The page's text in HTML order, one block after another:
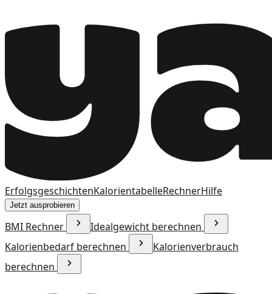
ErfolgsgeschichtenKalorientabelleRechnerHilfe
Jetzt ausprobieren
BMI Rechner
Idealgewicht berechnen
Kalorienbedarf berechnen
Kalorienverbrauch
berechnen